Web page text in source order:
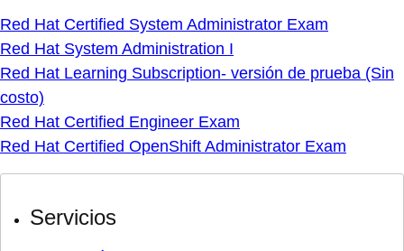
Red Hat Certified System Administrator Exam
Red Hat System Administration I
Red Hat Learning Subscription- versión de prueba (Sin
costo)
Red Hat Certified Engineer Exam
Red Hat Certified OpenShift Administrator Exam
Servicios